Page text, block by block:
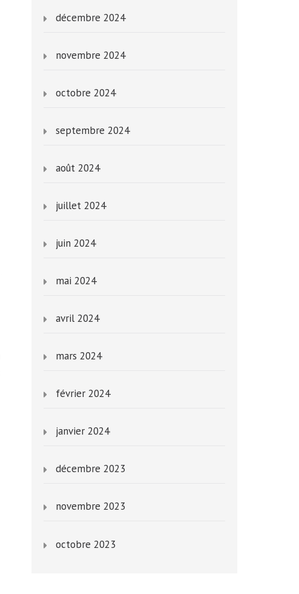
décembre 2024
novembre 2024
octobre 2024
septembre 2024
août 2024
juillet 2024
juin 2024
mai 2024
avril 2024
mars 2024
février 2024
janvier 2024
décembre 2023
novembre 2023
octobre 2023